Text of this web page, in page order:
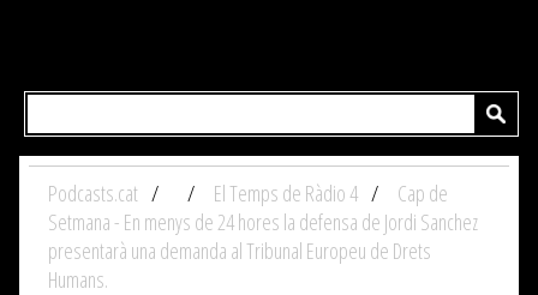
Podcasts.cat El Temps de Ràdio 4
Cap de
Setmana - En menys de 24 hores la defensa de Jordi Sanchez
presentarà una demanda al Tribunal Europeu de Drets
Humans.